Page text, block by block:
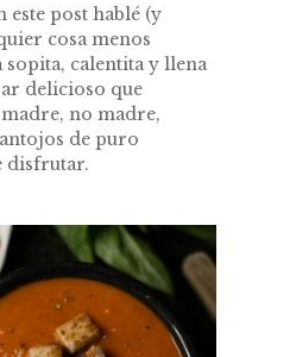
este post hablé (y
cosa menos
sopita, calentita y llena
delicioso que
no madre,
de puro
disfrutar.